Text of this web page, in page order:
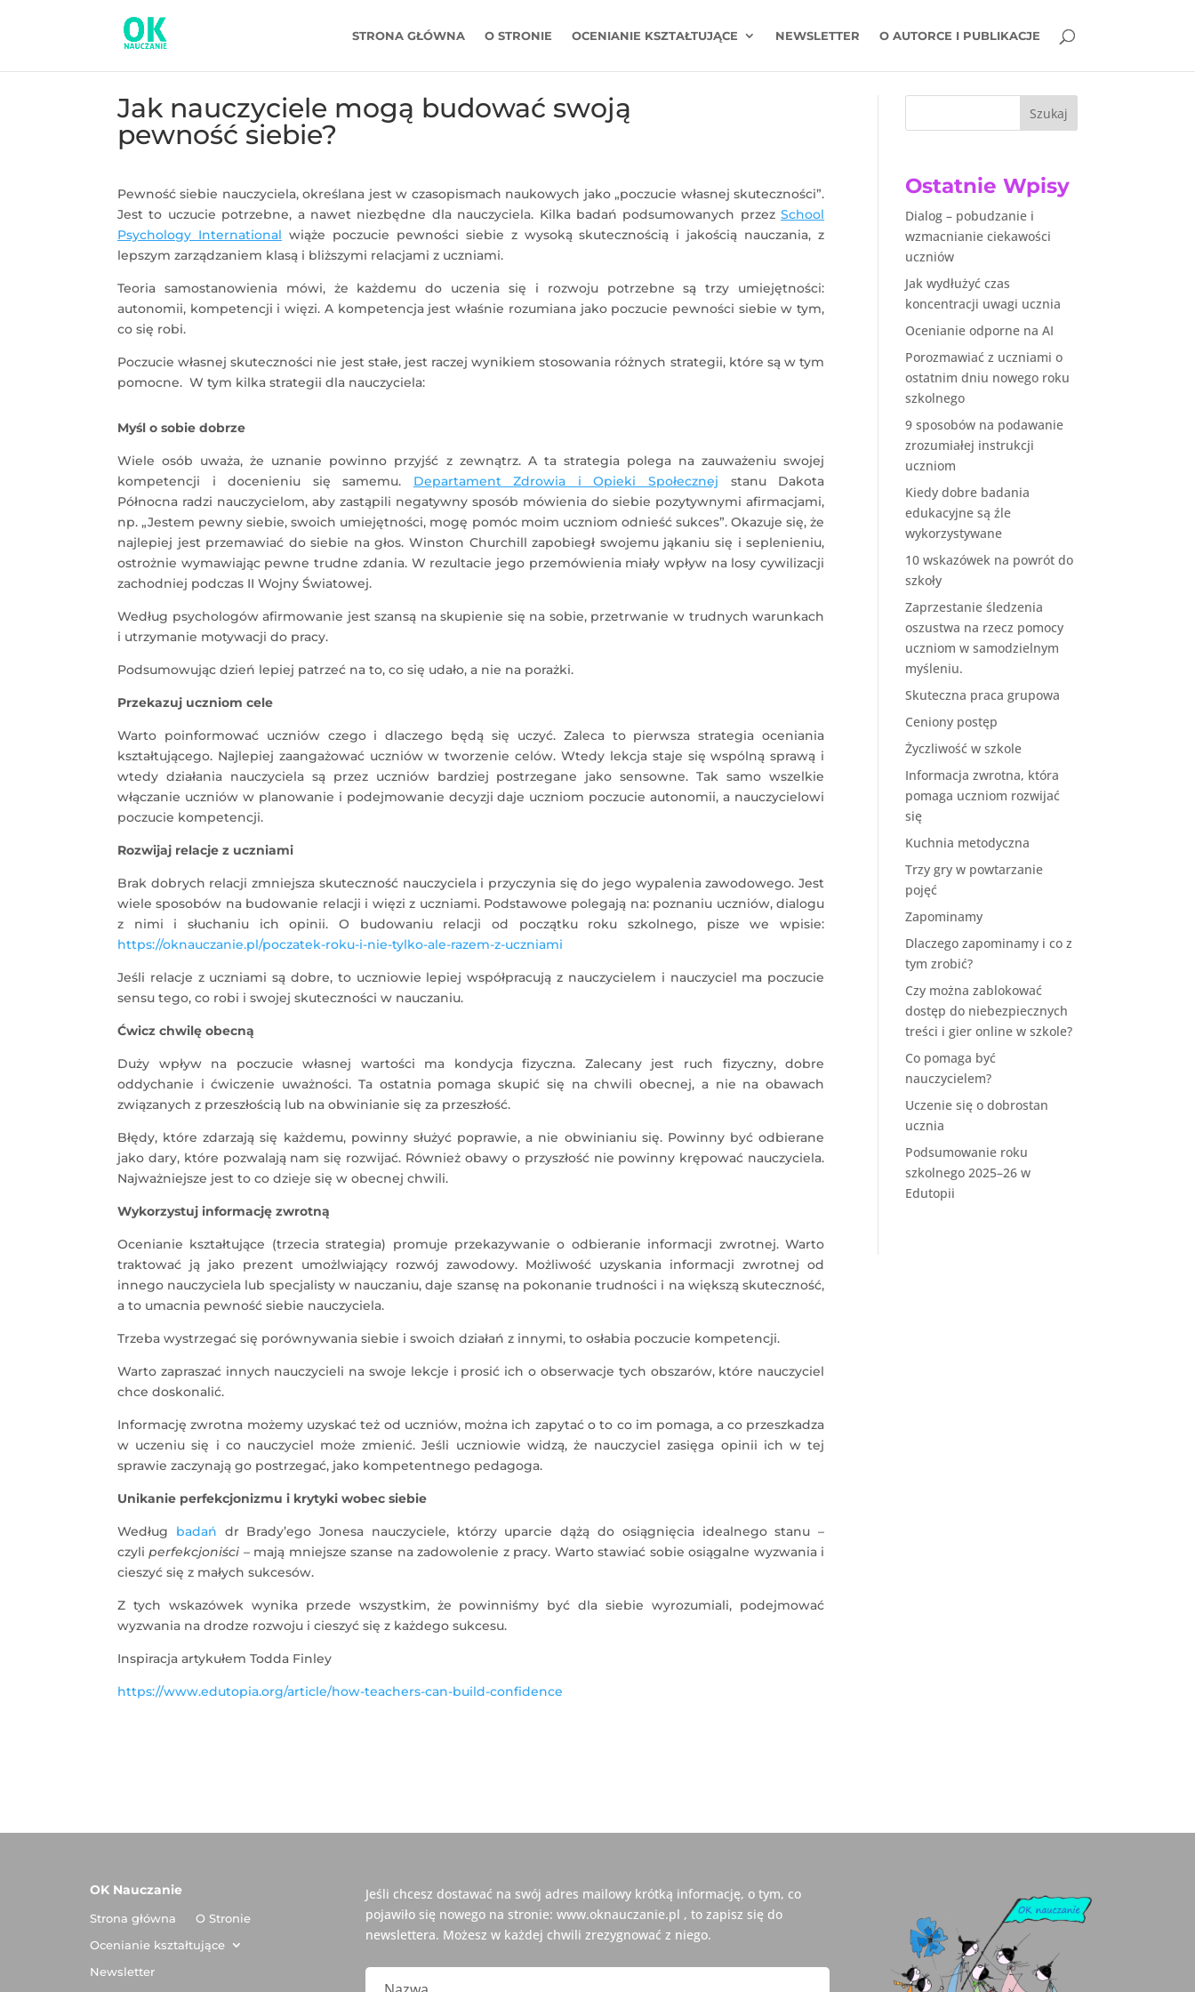
STRONA GŁÓWNA O STRONIE OCENIANIE KSZTAŁTUJĄCE NEWSLETTER O AUTORCE I PUBLIKACJE
Jak nauczyciele mogą budować swoją
pewność siebie?
Pewność siebie nauczyciela, określana jest w czasopismach naukowych jako „poczucie własnej skuteczności”.
Jest to uczucie potrzebne, a nawet niezbędne dla nauczyciela. Kilka badań podsumowanych przezSchool
Psychology International wiąże poczucie pewności siebie z wysoką skutecznością i jakością nauczania, z
lepszym zarządzaniem klasą i bliższymi relacjami z uczniami.
Teoria samostanowienia mówi, że każdemu do uczenia się i rozwoju potrzebne są trzy umiejętności:
autonomii, kompetencji i więzi. A kompetencja jest właśnie rozumiana jako poczucie pewności siebie w tym,
co się robi.
Poczucie własnej skuteczności nie jest stałe, jest raczej wynikiem stosowania różnych strategii, które są w tym
pomocne. W tym kilka strategii dla nauczyciela:
Myśl o sobie dobrze
Wiele osób uważa, że uznanie powinno przyjść z zewnątrz. A ta strategia polega na zauważeniu swojej
kompetencji i docenieniu się samemu. Departament Zdrowia i Opieki Społecznej stanu Dakota
Północna radzi nauczycielom, aby zastąpili negatywny sposób mówienia do siebie pozytywnymi afirmacjami,
np. „Jestem pewny siebie, swoich umiejętności, mogę pomóc moim uczniom odnieść sukces”. Okazuje się, że
najlepiej jest przemawiać do siebie na głos. Winston Churchill zapobiegł swojemu jąkaniu się i seplenieniu,
ostrożnie wymawiając pewne trudne zdania. W rezultacie jego przemówienia miały wpływ na losy cywilizacji
zachodniej podczas II Wojny Światowej.
Według psychologów afirmowanie jest szansą na skupienie się na sobie, przetrwanie w trudnych warunkach
i utrzymanie motywacji do pracy.
Podsumowując dzień lepiej patrzeć na to, co się udało, a nie na porażki.
Przekazuj uczniom cele
Warto poinformować uczniów czego i dlaczego będą się uczyć. Zaleca to pierwsza strategia oceniania
kształtującego. Najlepiej zaangażować uczniów w tworzenie celów. Wtedy lekcja staje się wspólną sprawą i
wtedy działania nauczyciela są przez uczniów bardziej postrzegane jako sensowne. Tak samo wszelkie
włączanie uczniów w planowanie i podejmowanie decyzji daje uczniom poczucie autonomii, a nauczycielowi
poczucie kompetencji.
Rozwijaj relacje z uczniami
Brak dobrych relacji zmniejsza skuteczność nauczyciela i przyczynia się do jego wypalenia zawodowego. Jest
wiele sposobów na budowanie relacji i więzi z uczniami. Podstawowe polegają na: poznaniu uczniów, dialogu
z nimi i słuchaniu ich opinii. O budowaniu relacji od początku roku szkolnego, pisze we wpisie:
https://oknauczanie.pl/poczatek-roku-i-nie-tylko-ale-razem-z-uczniami
Jeśli relacje z uczniami są dobre, to uczniowie lepiej współpracują z nauczycielem i nauczyciel ma poczucie
sensu tego, co robi i swojej skuteczności w nauczaniu.
Ćwicz chwilę obecną
Duży wpływ na poczucie własnej wartości ma kondycja fizyczna. Zalecany jest ruch fizyczny, dobre
oddychanie i ćwiczenie uważności. Ta ostatnia pomaga skupić się na chwili obecnej, a nie na obawach
związanych z przeszłością lub na obwinianie się za przeszłość.
Błędy, które zdarzają się każdemu, powinny służyć poprawie, a nie obwinianiu się. Powinny być odbierane
jako dary, które pozwalają nam się rozwijać. Również obawy o przyszłość nie powinny krępować nauczyciela.
Najważniejsze jest to co dzieje się w obecnej chwili.
Wykorzystuj informację zwrotną
Ocenianie kształtujące (trzecia strategia) promuje przekazywanie o odbieranie informacji zwrotnej. Warto
traktować ją jako prezent umożlwiający rozwój zawodowy. Możliwość uzyskania informacji zwrotnej od
innego nauczyciela lub specjalisty w nauczaniu, daje szansę na pokonanie trudności i na większą skuteczność,
a to umacnia pewność siebie nauczyciela.
Trzeba wystrzegać się porównywania siebie i swoich działań z innymi, to osłabia poczucie kompetencji.
Warto zapraszać innych nauczycieli na swoje lekcje i prosić ich o obserwacje tych obszarów, które nauczyciel
chce doskonalić.
Informację zwrotna możemy uzyskać też od uczniów, można ich zapytać o to co im pomaga, a co przeszkadza
w uczeniu się i co nauczyciel może zmienić. Jeśli uczniowie widzą, że nauczyciel zasięga opinii ich w tej
sprawie zaczynają go postrzegać, jako kompetentnego pedagoga.
Unikanie perfekcjonizmu i krytyki wobec siebie
Według badań dr Brady’ego Jonesa nauczyciele, którzy uparcie dążą do osiągnięcia idealnego stanu –
czyliperfekcjoniści – mają mniejsze szanse na zadowolenie z pracy. Warto stawiać sobie osiągalne wyzwania i
cieszyć się z małych sukcesów.
Z tych wskazówek wynika przede wszystkim, że powinniśmy być dla siebie wyrozumiali, podejmować
wyzwania na drodze rozwoju i cieszyć się z każdego sukcesu.
Inspiracja artykułem Todda Finley
https://www.edutopia.org/article/how-teachers-can-build-confidence
Szukaj
Ostatnie Wpisy
Dialog – pobudzanie i
wzmacnianie ciekawości
uczniów
Jak wydłużyć czas
koncentracji uwagi ucznia
Ocenianie odporne na AI
Porozmawiać z uczniami o
ostatnim dniu nowego roku
szkolnego
9 sposobów na podawanie
zrozumiałej instrukcji
uczniom
Kiedy dobre badania
edukacyjne są źle
wykorzystywane
10 wskazówek na powrót do
szkoły
Zaprzestanie śledzenia
oszustwa na rzecz pomocy
uczniom w samodzielnym
myśleniu.
Skuteczna praca grupowa
Ceniony postęp
Życzliwość w szkole
Informacja zwrotna, która
pomaga uczniom rozwijać
się
Kuchnia metodyczna
Trzy gry w powtarzanie
pojęć
Zapominamy
Dlaczego zapominamy i co z
tym zrobić?
Czy można zablokować
dostęp do niebezpiecznych
treści i gier online w szkole?
Co pomaga być
nauczycielem?
Uczenie się o dobrostan
ucznia
Podsumowanie roku
szkolnego 2025–26 w
Edutopii
OK Nauczanie
Strona główna
O Stronie
Ocenianie kształtujące
Newsletter
Jeśli chcesz dostawać na swój adres mailowy krótką informację, o tym, co
pojawiło się nowego na stronie: www.oknauczanie.pl , to zapisz się do
newslettera. Możesz w każdej chwili zrezygnować z niego.